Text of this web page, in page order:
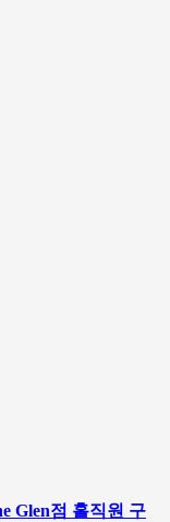
Glen점 홀직원 구